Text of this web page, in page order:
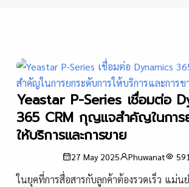
Yeastar P-Series เชื่อมต่อ
365 CRM กุญแจสำคัญในการ
ให้บริการและการขาย
27 May 2025 Phuwanat 591
ในยุคที่การสื่อสารกับลูกค้าต้องรวดเร็ว แม่